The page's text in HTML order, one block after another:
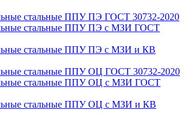
стальные ППУ ПЭ ГОСТ 30732-2020
стальные ППУ ПЭ с МЗИ ГОСТ
стальные ППУ ПЭ с МЗИ и КВ
стальные ППУ ОЦ ГОСТ 30732-2020
стальные ППУ ОЦ с МЗИ ГОСТ
стальные ППУ ОЦ с МЗИ и КВ